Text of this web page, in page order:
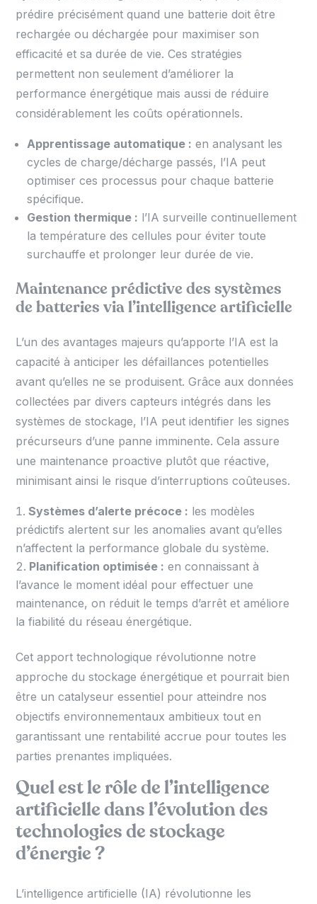
prédire précisément quand une batterie doit être
rechargée ou déchargée pour maximiser son
efficacité et sa durée de vie. Ces stratégies
permettent non seulement d’améliorer la
performance énergétique mais aussi de réduire
considérablement les coûts opérationnels.
Apprentissage automatique : en analysant les
cycles de charge/décharge passés, l’IA peut
optimiser ces processus pour chaque batterie
spécifique.
Gestion thermique : l’IA surveille continuellement
la température des cellules pour éviter toute
surchauffe et prolonger leur durée de vie.
Maintenance prédictive des systèmes
de batteries via l’intelligence artificielle
L’un des avantages majeurs qu’apporte l’IA est la
capacité à anticiper les défaillances potentielles
avant qu’elles ne se produisent. Grâce aux données
collectées par divers capteurs intégrés dans les
systèmes de stockage, l’IA peut identifier les signes
précurseurs d’une panne imminente. Cela assure
une maintenance proactive plutôt que réactive,
minimisant ainsi le risque d’interruptions coûteuses.
Systèmes d’alerte précoce : les modèles
prédictifs alertent sur les anomalies avant qu’elles
n’affectent la performance globale du système.
Planification optimisée : en connaissant à
l’avance le moment idéal pour effectuer une
maintenance, on réduit le temps d’arrêt et améliore
la fiabilité du réseau énergétique.
Cet apport technologique révolutionne notre
approche du stockage énergétique et pourrait bien
être un catalyseur essentiel pour atteindre nos
objectifs environnementaux ambitieux tout en
garantissant une rentabilité accrue pour toutes les
parties prenantes impliquées.
Quel est le rôle de l’intelligence
artificielle dans l’évolution des
technologies de stockage
d’énergie ?
L’intelligence artificielle (IA) révolutionne les